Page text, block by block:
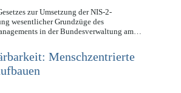
zur Umsetzung der NIS-2-
wesentlicher Grundzüge des
Menschzentrierte